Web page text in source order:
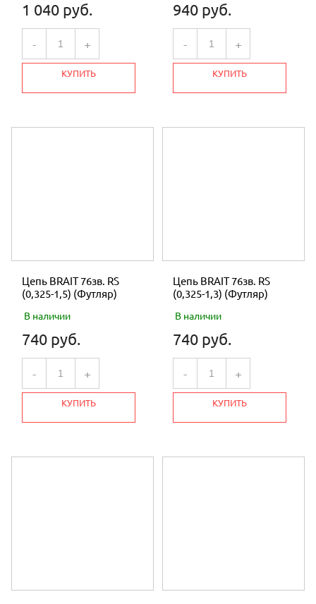
1 040 руб.
- +
КУПИТЬ
940 руб.
- +
КУПИТЬ
Цепь BRAIT 76зв. RS
(0,325-1,5) (Футляр)
В наличии
740 руб.
- +
КУПИТЬ
Цепь BRAIT 76зв. RS
(0,325-1,3) (Футляр)
В наличии
740 руб.
- +
КУПИТЬ